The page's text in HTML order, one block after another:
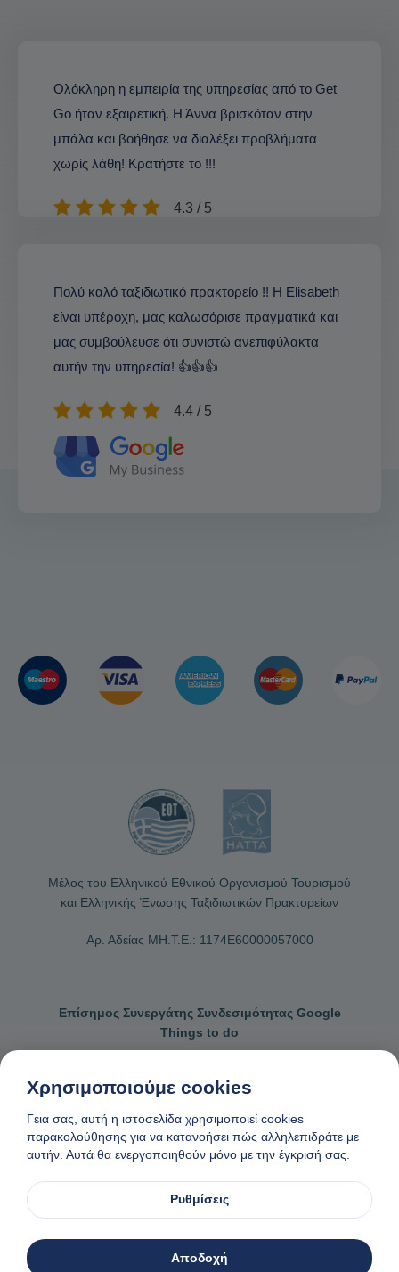
Ολόκληρη η εμπειρία της υπηρεσίας από το Get
Go ήταν εξαιρετική. Η Άννα βρισκόταν στην
μπάλα και βοήθησε να διαλέξει προβλήματα
χωρίς λάθη! Κρατήστε το !!!
4.3 / 5
Πολύ καλό ταξιδιωτικό πρακτορείο !! Η Elisabeth
είναι υπέροχη, μας καλωσόρισε πραγματικά και
μας συμβούλευσε ότι συνιστώ ανεπιφύλακτα
αυτήν την υπηρεσία! 👍👍👍
4.4 / 5
Μέλος του Ελληνικού Εθνικού Οργανισμού Τουρισμού
και Ελληνικής Ένωσης Ταξιδιωτικών Πρακτορείων
Αρ. Αδείας ΜΗ.Τ.Ε.: 1174Ε60000057000
Επίσημος Συνεργάτης Συνδεσιμότητας Google
Things to do
Επικοινωνήστε μαζί μας Γενικοί όροι κρατήσεων
Πολιτική απορρήτου και cookies
Αίτημα αφαίρεσης δεδομένων Φτιαγμένο στη Νάξο, Ελλάδα
Χρησιμοποιούμε cookies
Γεια σας, αυτή η ιστοσελίδα χρησιμοποιεί cookies
παρακολούθησης για να κατανοήσει πώς αλληλεπιδράτε με
αυτήν. Αυτά θα ενεργοποιηθούν μόνο με την έγκρισή σας.
Ρυθμίσεις
Αποδοχή